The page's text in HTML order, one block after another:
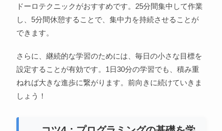
ドーロテクニックがおすすめです。25分間集中して作業
し、5分間休憩することで、集中力を持続させることが
できます。
さらに、継続的な学習のためには、毎日の小さな目標を
設定することが有効です。1日30分の学習でも、積み重
ねれば大きな進歩に繋がります。前向きに続けていきま
しょう！